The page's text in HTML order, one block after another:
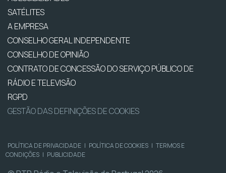
SATÉLITES
A EMPRESA
CONSELHO GERAL INDEPENDENTE
CONSELHO DE OPINIÃO
CONTRATO DE CONCESSÃO DO SERVIÇO PÚBLICO DE
RÁDIO E TELEVISÃO
RGPD
GESTÃO DAS DEFINIÇÕES DE COOKIES
POLÍTICA DE PRIVACIDADE | POLÍTICA DE COOKIES | TERMOS E
CONDIÇÕES | PUBLICIDADE